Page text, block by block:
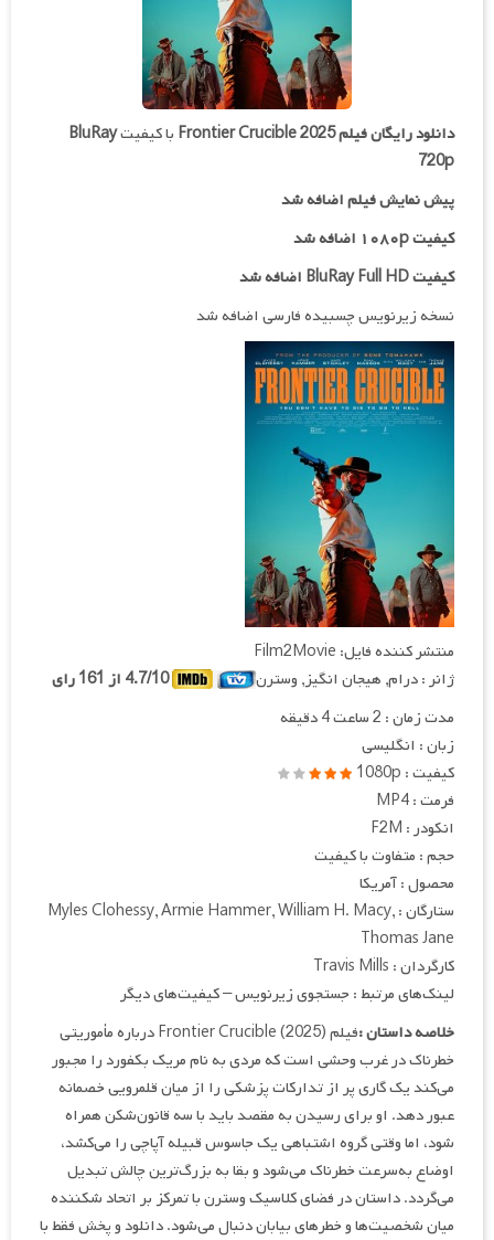
دانلود رایگان فیلمFrontier Crucible 2025 با کیفیتBluRay
720p
پیش نمایش فیلم اضافه شد
کیفیت ۱۰۸۰p اضافه شد
کیفیت BluRay Full HD اضافه شد
نسخه زیرنویس چسبیده فارسی اضافه شد
منتشر کننده فایل: Film2Movie
ژانر : درام, هیجان انگیز, وسترن
4.7/10 از 161 رای
مدت زمان : 2 ساعت 4 دقیقه
زبان : انگلیسی
کیفیت : 1080p
فرمت : MP4
انکودر : F2M
حجم : متفاوت با کیفیت
محصول : آمریکا
ستارگان : Myles Clohessy, Armie Hammer, William H. Macy,
Thomas Jane
کارگردان : Travis Mills
لینک‌های مرتبط : جستجوی زیرنویس – کیفیت‌های دیگر
خلاصه داستان :
فیلم Frontier Crucible (2025) درباره مأموریتی
خطرناک در غرب وحشی است که مردی به نام مریک بکفورد را مجبور
می‌کند یک گاری پر از تدارکات پزشکی را از میان قلمرویی خصمانه
عبور دهد. او برای رسیدن به مقصد باید با سه قانون‌شکن همراه
شود، اما وقتی گروه اشتباهی یک جاسوس قبیله آپاچی را می‌کشد،
اوضاع به‌سرعت خطرناک می‌شود و بقا به بزرگ‌ترین چالش تبدیل
می‌گردد. داستان در فضای کلاسیک وسترن با تمرکز بر اتحاد شکننده
میان شخصیت‌ها و خطرهای بیابان دنبال می‌شود. دانلود و پخش فقط با